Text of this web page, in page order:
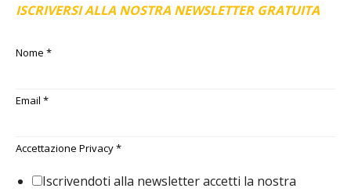
ISCRIVERSI ALLA NOSTRA NEWSLETTER GRATUITA
Nome *
Email *
Accettazione Privacy*
Iscrivendoti alla newsletter accetti la nostra